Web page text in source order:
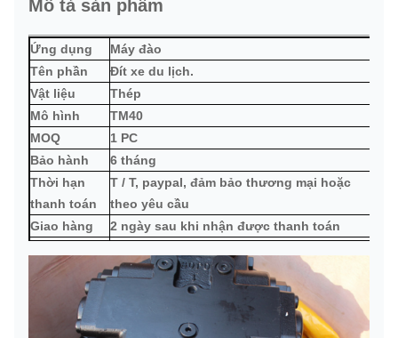
Mô tả sản phẩm
Ứng dụng
Máy đào
Tên phần
Đít xe du lịch.
Vật liệu
Thép
Mô hình
TM40
MOQ
1 PC
Bảo hành
6 tháng
Thời hạn
thanh toán
T / T, paypal, đảm bảo thương mại hoặc
theo yêu cầu
Giao hàng
2 ngày sau khi nhận được thanh toán
Vận chuyển
nhanh hoặc theo yêu cầu